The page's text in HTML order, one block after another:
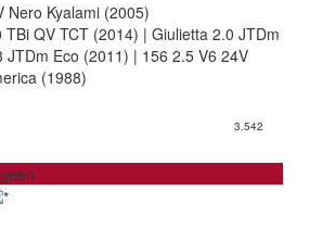
Nero Kyalami (2005)
QV TCT (2014) | Giulietta 2.0 JTDm
JTDm Eco (2011) | 156 2.5 V6 24V
(1988)
3.542